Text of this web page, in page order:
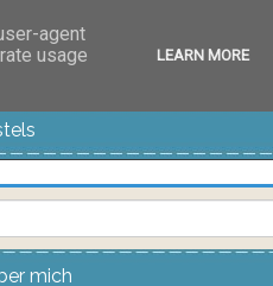
mich
agent
usage
LEARN MORE